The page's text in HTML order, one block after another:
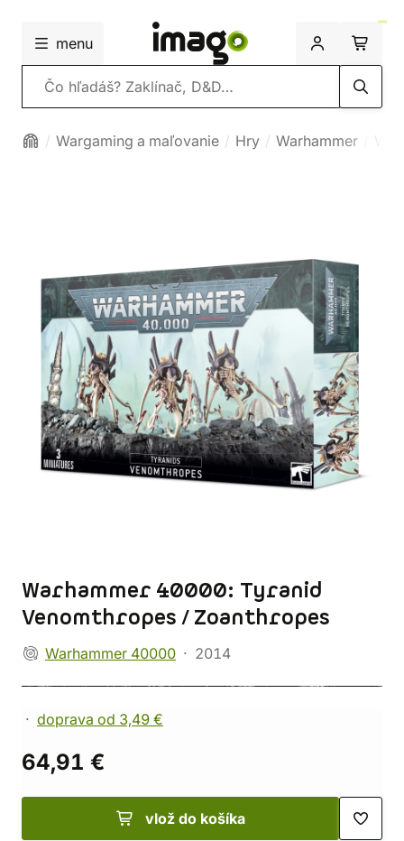
menu
Vyhľadávanie
Wargaming a maľovanie Hry Warhammer
Warhammer 40000: Tyranid
Venomthropes / Zoanthropes
Warhammer 40000 2014
doprava od 3,49 €
64,91 €
vlož do košíka